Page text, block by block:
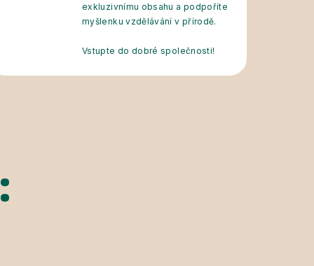
exkluzivnímu obsahu a podpoříte
myšlenku vzdělávání v přírodě.
Vstupte do dobré společnosti!